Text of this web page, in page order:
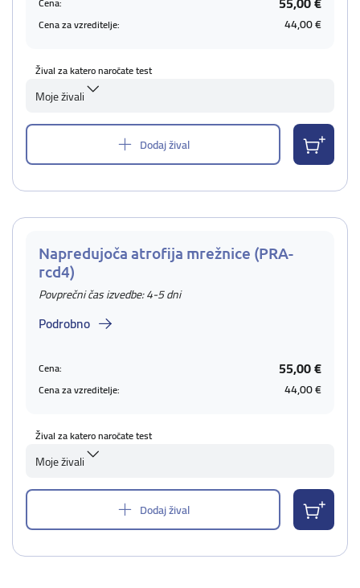
Cena za vzreditelje: 44,00 €
Žival za katero naročate test
Moje živali
Dodaj žival
Napredujoča atrofija mrežnice (PRA-
rcd4)
Povprečni čas izvedbe: 4-5 dni
Podrobno
Cena: 55,00 €
Cena za vzreditelje: 44,00 €
Žival za katero naročate test
Moje živali
Dodaj žival